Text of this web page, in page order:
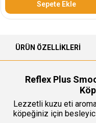
Sepete Ekle
ÜRÜN ÖZELLIKLERI
Reflex Plus
Lezzetli kuzu eti
köpeğiniz için